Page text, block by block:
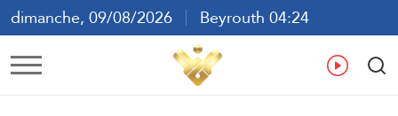
dimanche, 09/08/2026
Beyrouth 04:24
ع